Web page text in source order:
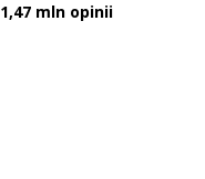
1,47 mln opinii